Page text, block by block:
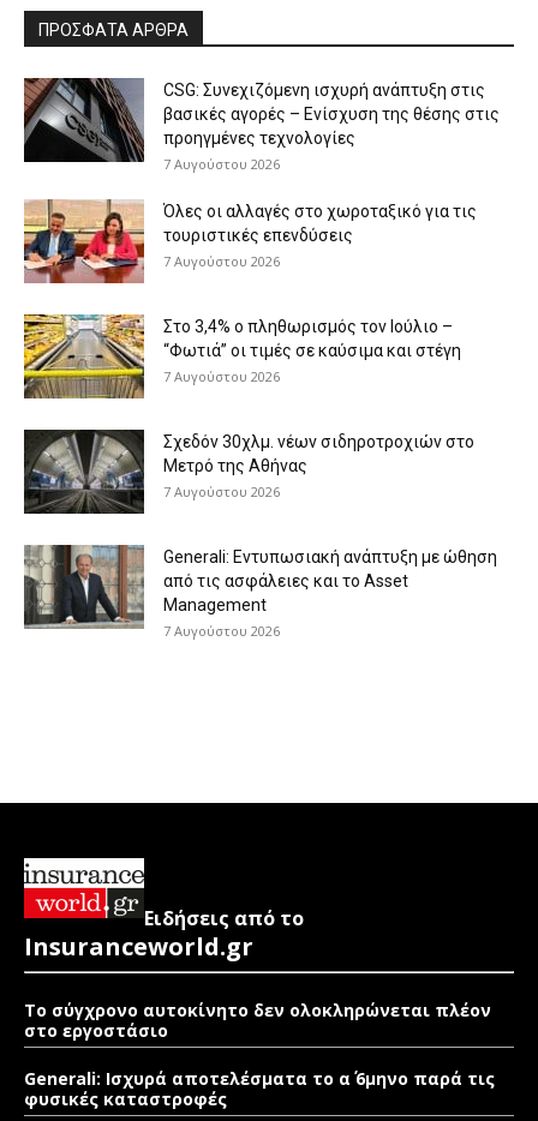
ΠΡΟΣΦΑΤΑ ΑΡΘΡΑ
CSG: Συνεχιζόμενη ισχυρή ανάπτυξη στις
βασικές αγορές – Ενίσχυση της θέσης στις
προηγμένες τεχνολογίες
7 Αυγούστου 2026
Όλες οι αλλαγές στο χωροταξικό για τις
τουριστικές επενδύσεις
7 Αυγούστου 2026
Στο 3,4% ο πληθωρισμός τον Ιούλιο –
“Φωτιά” οι τιμές σε καύσιμα και στέγη
7 Αυγούστου 2026
Σχεδόν 30χλμ. νέων σιδηροτροχιών στο
Μετρό της Αθήνας
7 Αυγούστου 2026
Generali: Eντυπωσιακή ανάπτυξη με ώθηση
από τις ασφάλειες και το Asset
Management
7 Αυγούστου 2026
Ειδήσεις από το
Insuranceworld.gr
Το σύγχρονο αυτοκίνητο δεν ολοκληρώνεται πλέον
στο εργοστάσιο
Generali: Ισχυρά αποτελέσματα το α΄ 6μηνο παρά τις
φυσικές καταστροφές